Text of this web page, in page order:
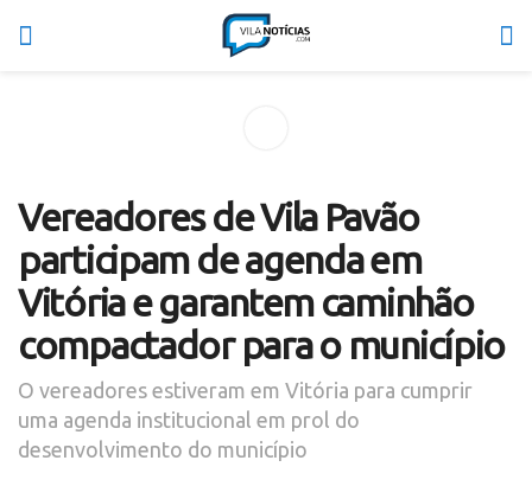
Vereadores de Vila Pavão
participam de agenda em
Vitória e garantem caminhão
compactador para o município
O vereadores estiveram em Vitória para cumprir
uma agenda institucional em prol do
desenvolvimento do município